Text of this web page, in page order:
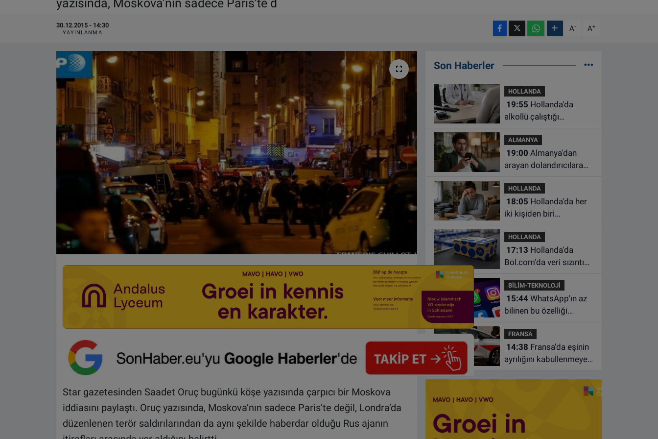
yazısında, Moskova’nın sadece Paris’te d
30.12.2015 - 14:30
YAYINLANMA A- A+
Star gazetesinden Saadet Oruç bugünkü köşe yazısında çarpıcı bir Moskova
iddiasını paylaştı. Oruç yazısında, Moskova’nın sadece Paris’te değil, Londra’da
düzenlenen terör saldırılarından da aynı şekilde haberdar olduğu Rus ajanın
Son Haberler
HOLLANDA
19:55
alkollü çalıştığı
çalışma yasağı
ALMANYA
19:00
arayan dolandırıcılara
HOLLANDA
18:05
iki kişiden biri
HOLLANDA
17:13
Bol.com'da veri sızıntısı:
geçirilmiş olabilir
BİLİM-TEKNOLOJİ
15:44WhatsApp'ın az
bilinen bu özelliği
hale getiriyor
FRANSA
14:38
ayrılığını kabullenmeyen
CONTACT
Çerez Politikası